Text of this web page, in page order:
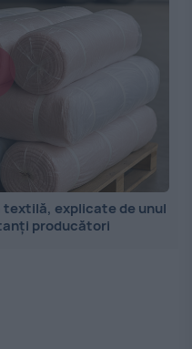
explicate de unul
producători